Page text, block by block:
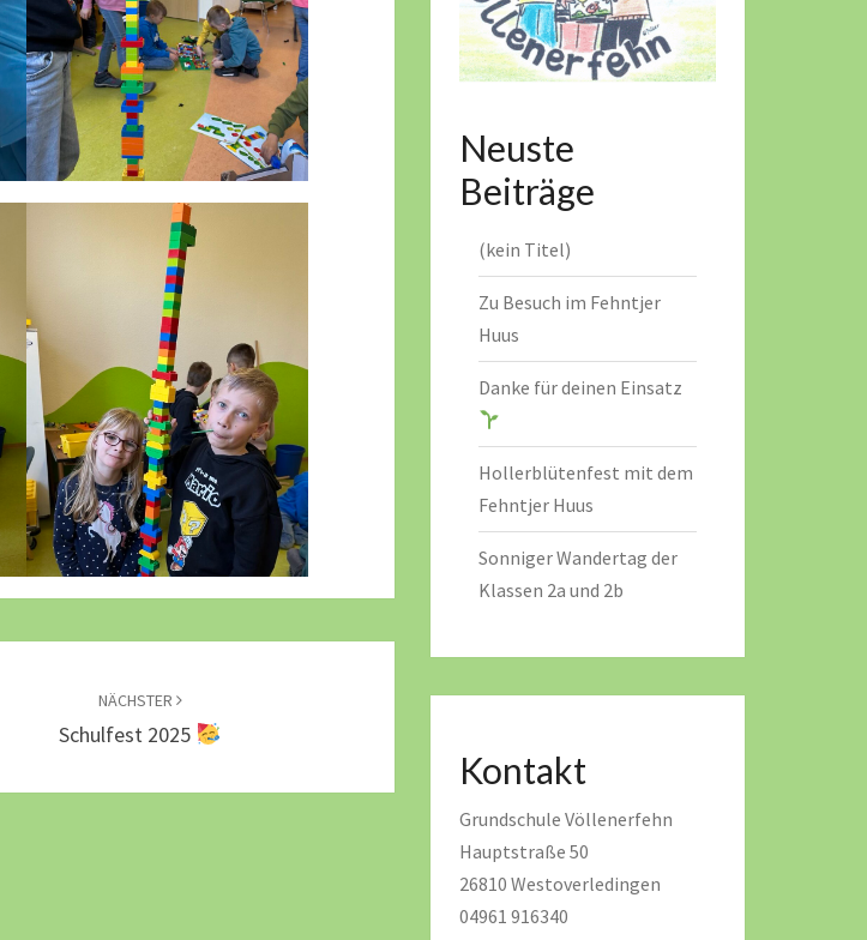
NÄCHSTER
Schulfest 2025
Neuste
Beiträge
(kein Titel)
Zu Besuch im Fehntjer
Huus
Danke für deinen Einsatz
Hollerblütenfest mit dem
Fehntjer Huus
Sonniger Wandertag der
Klassen 2a und 2b
Kontakt
Grundschule Völlenerfehn
Hauptstraße 50
26810 Westoverledingen
04961 916340